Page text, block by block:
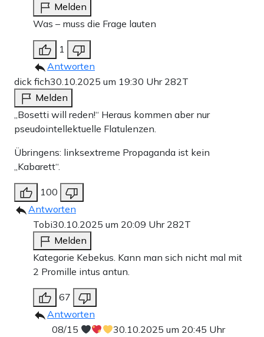
Melden
Was – muss die Frage lauten
1
Antworten
dick fich30.10.2025 um 19:30 Uhr 282T
Melden
„Bosetti will reden!“ Heraus kommen aber nur
pseudointellektuelle Flatulenzen.
Übringens: linksextreme Propaganda ist kein
„Kabarett“.
100
Antworten
Tobi30.10.2025 um 20:09 Uhr 282T
Melden
Kategorie Kebekus. Kann man sich nicht mal mit
2 Promille intus antun.
67
Antworten
08/15
30.10.2025 um 20:45 Uhr